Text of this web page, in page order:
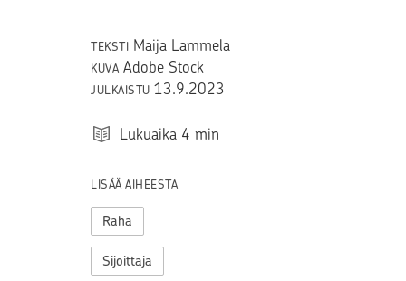
TEKSTI Maija Lammela
KUVA Adobe Stock
JULKAISTU 13.9.2023
Lukuaika 4 min
LISÄÄ AIHEESTA
Raha
Sijoittaja